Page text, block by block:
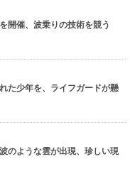
開催、波乗りの技術を競う
た少年を、ライフガードが懸
のような雲が出現、珍しい現